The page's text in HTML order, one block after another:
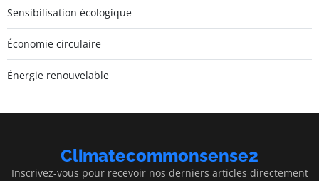
Sensibilisation écologique
Économie circulaire
Énergie renouvelable
Climatecommonsense2
Inscrivez-vous pour recevoir nos derniers articles directement